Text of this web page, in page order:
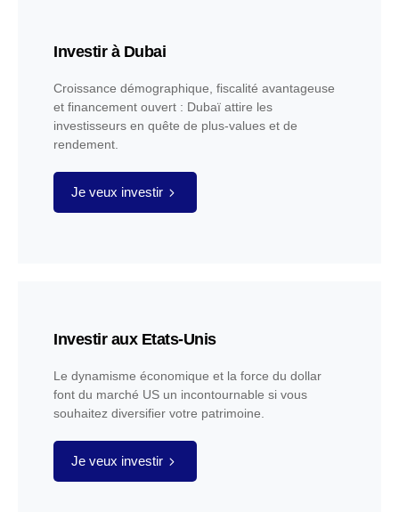
Investir à Dubai
Croissance démographique, fiscalité avantageuse
et financement ouvert : Dubaï attire les
investisseurs en quête de plus-values et de
rendement.
Je veux investir
Investir aux Etats-Unis
Le dynamisme économique et la force du dollar
font du marché US un incontournable si vous
souhaitez diversifier votre patrimoine.
Je veux investir